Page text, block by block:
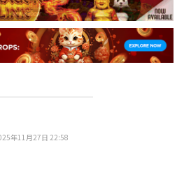
年11月27日 22:58